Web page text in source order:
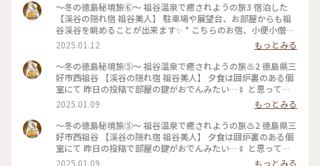
～冬の徳島秘境旅⑥～ 祖谷温泉で癒されようの旅3 宿泊した
【渓谷の隠れ宿 祖谷美人】 駐車場や展望台、お部屋からも祖
谷渓谷を眺めることが出来ます✨️ * こちらのお宿、小便小僧に
似た『小便たぬき』が渓谷に向かって小便をしている姿も見れ
ますよ‎⓿ᴥ⓿ 紅葉シーズンは過ぎていましたが、渓谷の雄大さ
を眺めるだけでも心が癒されます #ベストトリップ2024 #四国
#徳島 #三好 #祖谷温泉 #祖谷渓谷 #渓谷の隠れ宿祖谷美人 #日
本三大秘境
2025.01.12
もっとみる
～冬の徳島秘境旅⑤～ 祖谷温泉で癒されようの旅♨️2 徳島県三
好市西祖谷 【渓谷の隠れ宿 祖谷美人】 夕食は囲炉裏のある個
室にて 昨日の投稿で部屋の鍵がおでんみたい…🍢 と思ってい
ましたが、 鍵の正体は、祖谷の郷土料理『でこまわし』でし
た * 〇 ごうしゅいも（そば団子の場合もありますが、こちら
の宿ではごうしいもでした） □ 岩豆腐 △ こんにゃく 上記に
味噌ダレをつけ、囲炉裏に串を立てて焼き、全体が焼けるま
で、ぐるぐると串を回しながら作ります！ ごうしゅういもや
岩豆腐は祖谷で作られているものだそうで、料理長の地元食材
2025.01.09
もっとみる
～冬の徳島秘境旅⑤～ 祖谷温泉で癒されようの旅♨️2 徳島県三
好市西祖谷 【渓谷の隠れ宿 祖谷美人】 夕食は囲炉裏のある個
室にて 昨日の投稿で部屋の鍵がおでんみたい…🍢 と思ってい
ましたが、 鍵の正体は、祖谷の郷土料理『でこまわし』でし
2025.01.09 もっとみる